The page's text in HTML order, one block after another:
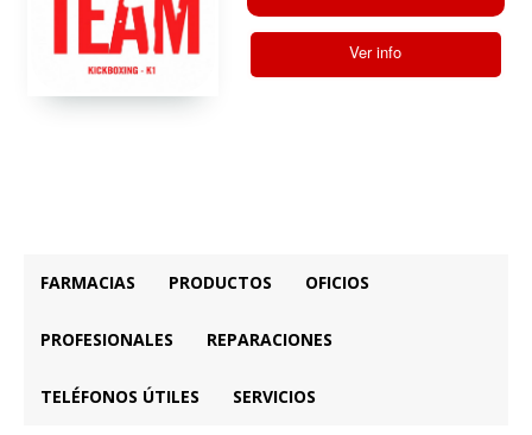
Ver info
FARMACIAS PRODUCTOS OFICIOS
PROFESIONALES REPARACIONES
TELÉFONOS ÚTILES SERVICIOS